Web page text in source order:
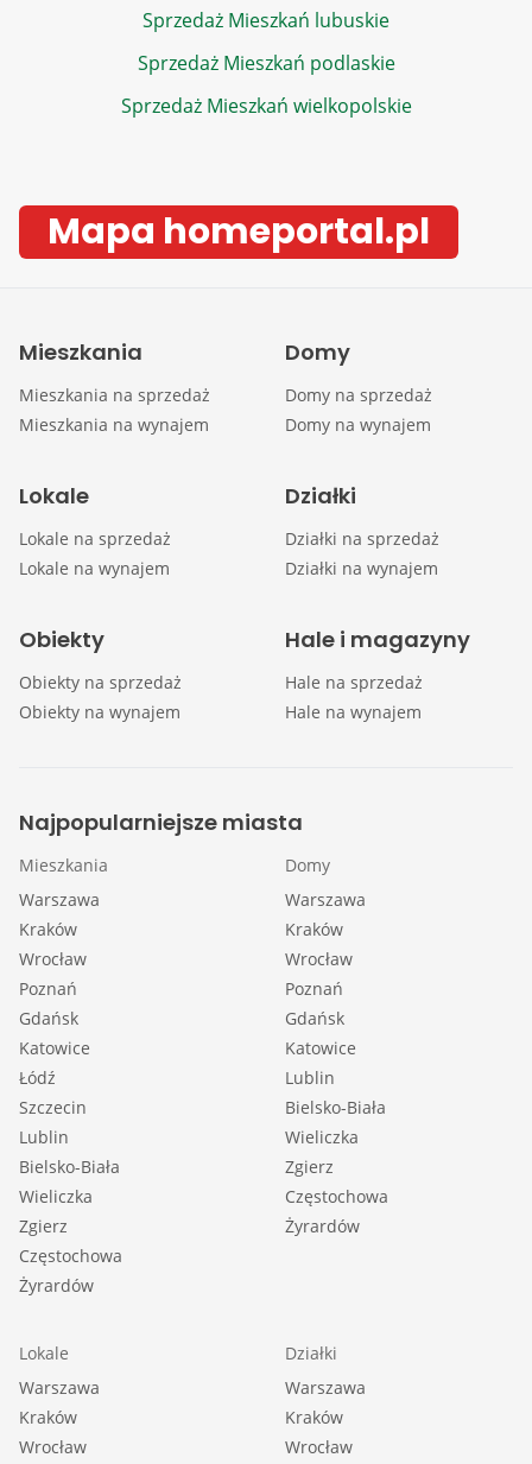
Sprzedaż Mieszkań lubuskie
Sprzedaż Mieszkań podlaskie
Sprzedaż Mieszkań wielkopolskie
Mapa homeportal.pl
Mieszkania
Mieszkania na sprzedaż
Mieszkania na wynajem
Domy
Domy na sprzedaż
Domy na wynajem
Lokale
Lokale na sprzedaż
Lokale na wynajem
Działki
Działki na sprzedaż
Działki na wynajem
Obiekty
Obiekty na sprzedaż
Obiekty na wynajem
Hale i magazyny
Hale na sprzedaż
Hale na wynajem
Najpopularniejsze miasta
Mieszkania
Warszawa
Kraków
Wrocław
Poznań
Gdańsk
Katowice
Łódź
Szczecin
Lublin
Bielsko-Biała
Wieliczka
Zgierz
Częstochowa
Żyrardów
Domy
Warszawa
Kraków
Wrocław
Poznań
Gdańsk
Katowice
Lublin
Bielsko-Biała
Wieliczka
Zgierz
Częstochowa
Żyrardów
Lokale
Warszawa
Kraków
Wrocław
Działki
Warszawa
Kraków
Wrocław